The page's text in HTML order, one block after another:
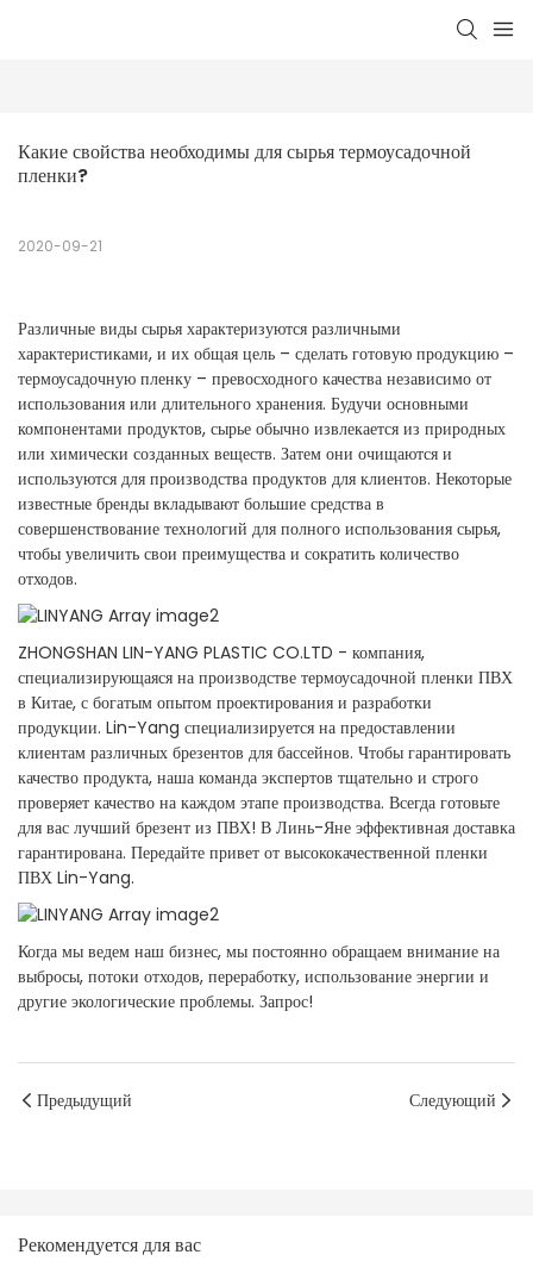
Какие свойства необходимы для сырья термоусадочной
пленки?
2020-09-21
Различные виды сырья характеризуются различными
характеристиками, и их общая цель – сделать готовую продукцию –
термоусадочную пленку – превосходного качества независимо от
использования или длительного хранения. Будучи основными
компонентами продуктов, сырье обычно извлекается из природных
или химически созданных веществ. Затем они очищаются и
используются для производства продуктов для клиентов. Некоторые
известные бренды вкладывают большие средства в
совершенствование технологий для полного использования сырья,
чтобы увеличить свои преимущества и сократить количество
отходов.
ZHONGSHAN LIN-YANG PLASTIC CO.LTD - компания,
специализирующаяся на производстве термоусадочной пленки ПВХ
в Китае, с богатым опытом проектирования и разработки
продукции. Lin-Yang специализируется на предоставлении
клиентам различных брезентов для бассейнов. Чтобы гарантировать
качество продукта, наша команда экспертов тщательно и строго
проверяет качество на каждом этапе производства. Всегда готовьте
для вас лучший брезент из ПВХ! В Линь-Яне эффективная доставка
гарантирована. Передайте привет от высококачественной пленки
ПВХ Lin-Yang.
Когда мы ведем наш бизнес, мы постоянно обращаем внимание на
выбросы, потоки отходов, переработку, использование энергии и
другие экологические проблемы. Запрос!
Предыдущий Следующий
Рекомендуется для вас